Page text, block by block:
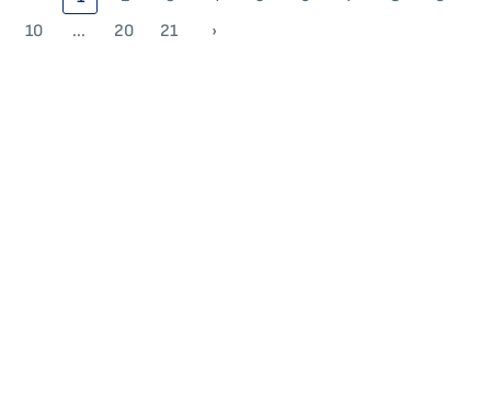
10
... 20 21 ›